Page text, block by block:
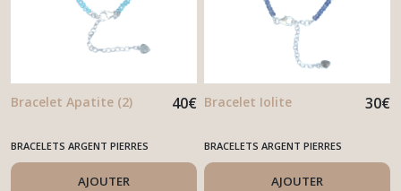
Bracelet Apatite (2) 40€
BRACELETS ARGENT PIERRES
FACETTÉES
AJOUTER
Bracelet Iolite 30€
BRACELETS ARGENT PIERRES
FACETTÉES
AJOUTER